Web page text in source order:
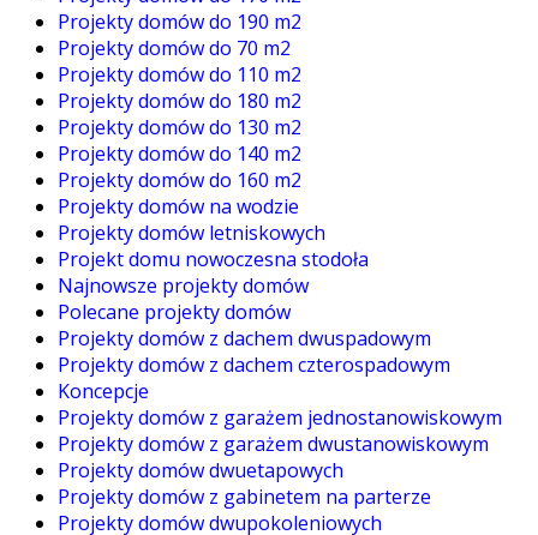
Projekty domów do 190 m2
Projekty domów do 70 m2
Projekty domów do 110 m2
Projekty domów do 180 m2
Projekty domów do 130 m2
Projekty domów do 140 m2
Projekty domów do 160 m2
Projekty domów na wodzie
Projekty domów letniskowych
Projekt domu nowoczesna stodoła
Najnowsze projekty domów
Polecane projekty domów
Projekty domów z dachem dwuspadowym
Projekty domów z dachem czterospadowym
Koncepcje
Projekty domów z garażem jednostanowiskowym
Projekty domów z garażem dwustanowiskowym
Projekty domów dwuetapowych
Projekty domów z gabinetem na parterze
Projekty domów dwupokoleniowych